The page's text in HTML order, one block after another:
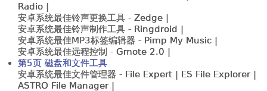
Radio |
安卓系统最佳铃声更换工具 -Zedge |
安卓系统最佳铃声制作工具 -Ringdroid |
安卓系统最佳MP3标签编辑器 -Pimp My Music |
安卓系统最佳远程控制 -Gmote 2.0 |
第5页 磁盘和文件工具
安卓系统最佳文件管理器 -File Expert | ES File Explorer |
ASTRO File Manager |